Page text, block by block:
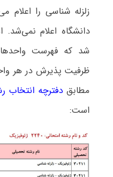
زلزله شناسی را
شد که فهرست
ظرفیت پذیرش در هر
مطابقدفترچه انتخاب
است: